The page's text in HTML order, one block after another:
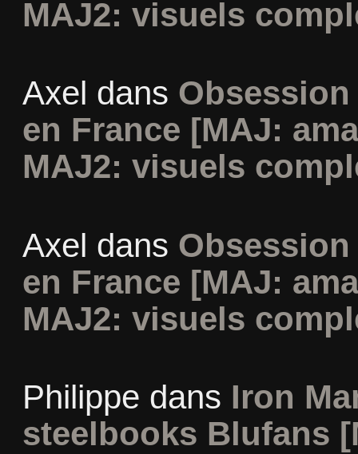
MAJ2: visuels
Axel dans
en France [MAJ:
MAJ2: visuels
Axel dans
en France [MAJ:
MAJ2: visuels
Philippe dans Iron
steelbooks Blufans